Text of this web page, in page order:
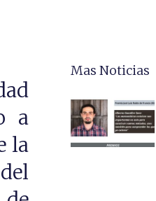
a
la
Mas Noticias